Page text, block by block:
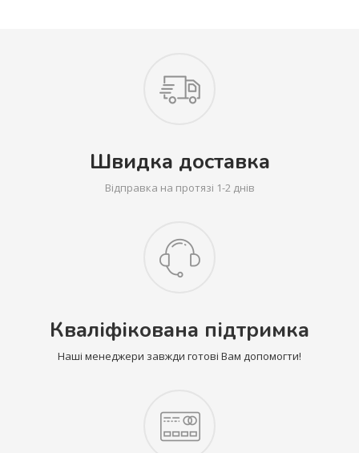
Швидка доставка
Відправка на протязі 1-2 днів
Кваліфікована підтримка
Наші менеджери завжди готові Вам допомогти!